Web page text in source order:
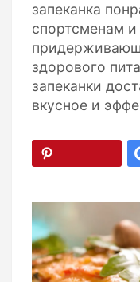
запеканка
спортсменам
здорового
запеканки
вкусное и